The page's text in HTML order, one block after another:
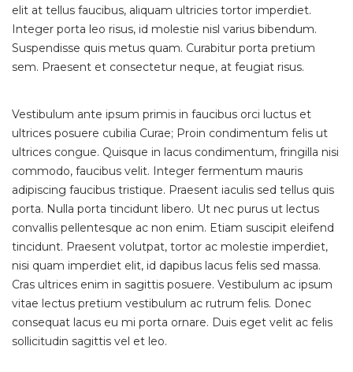
elit at tellus faucibus, aliquam ultricies tortor imperdiet.
Integer porta leo risus, id molestie nisl varius bibendum.
Suspendisse quis metus quam. Curabitur porta pretium
sem. Praesent et consectetur neque, at feugiat risus.
Vestibulum ante ipsum primis in faucibus orci luctus et
ultrices posuere cubilia Curae; Proin condimentum felis ut
ultrices congue. Quisque in lacus condimentum, fringilla nisi
commodo, faucibus velit. Integer fermentum mauris
adipiscing faucibus tristique. Praesent iaculis sed tellus quis
porta. Nulla porta tincidunt libero. Ut nec purus ut lectus
convallis pellentesque ac non enim. Etiam suscipit eleifend
tincidunt. Praesent volutpat, tortor ac molestie imperdiet,
nisi quam imperdiet elit, id dapibus lacus felis sed massa.
Cras ultrices enim in sagittis posuere. Vestibulum ac ipsum
vitae lectus pretium vestibulum ac rutrum felis. Donec
consequat lacus eu mi porta ornare. Duis eget velit ac felis
sollicitudin sagittis vel et leo.